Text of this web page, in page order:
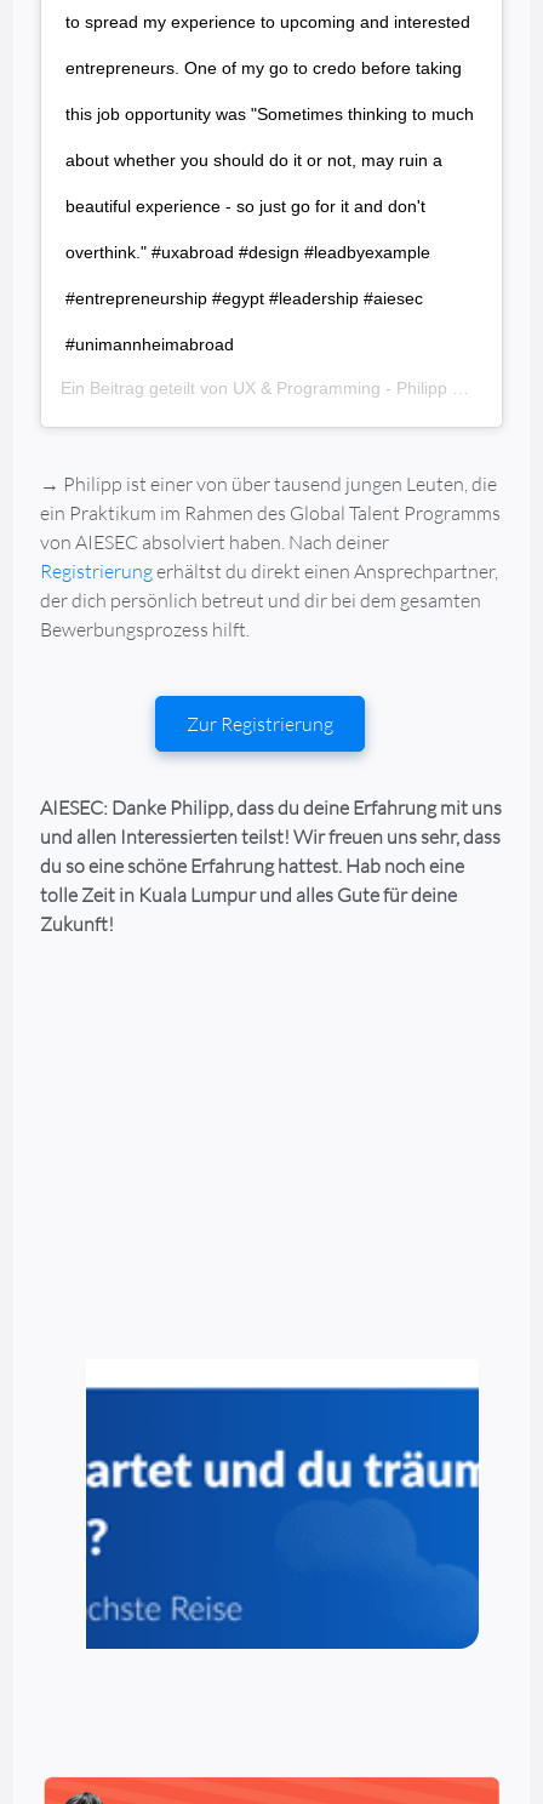
to spread my experience to upcoming and interested
entrepreneurs. One of my go to credo before taking
this job opportunity was "Sometimes thinking to much
about whether you should do it or not, may ruin a
beautiful experience - so just go for it and don't
overthink." #uxabroad #design #leadbyexample
#entrepreneurship #egypt #leadership #aiesec
#unimannheimabroad
Ein Beitrag geteilt von UX & Programming - Philipp G.
→ Philipp ist einer von über tausend jungen Leuten, die
ein Praktikum im Rahmen des Global Talent Programms
von AIESEC absolviert haben. Nach deiner
Registrierungerhältst du direkt einen Ansprechpartner,
der dich persönlich betreut und dir bei dem gesamten
Bewerbungsprozess hilft.
Zur Registrierung
AIESEC: Danke Philipp, dass du deine Erfahrung mit uns
und allen Interessierten teilst! Wir freuen uns sehr, dass
du so eine schöne Erfahrung hattest. Hab noch eine
tolle Zeit in Kuala Lumpur und alles Gute für deine
Zukunft!